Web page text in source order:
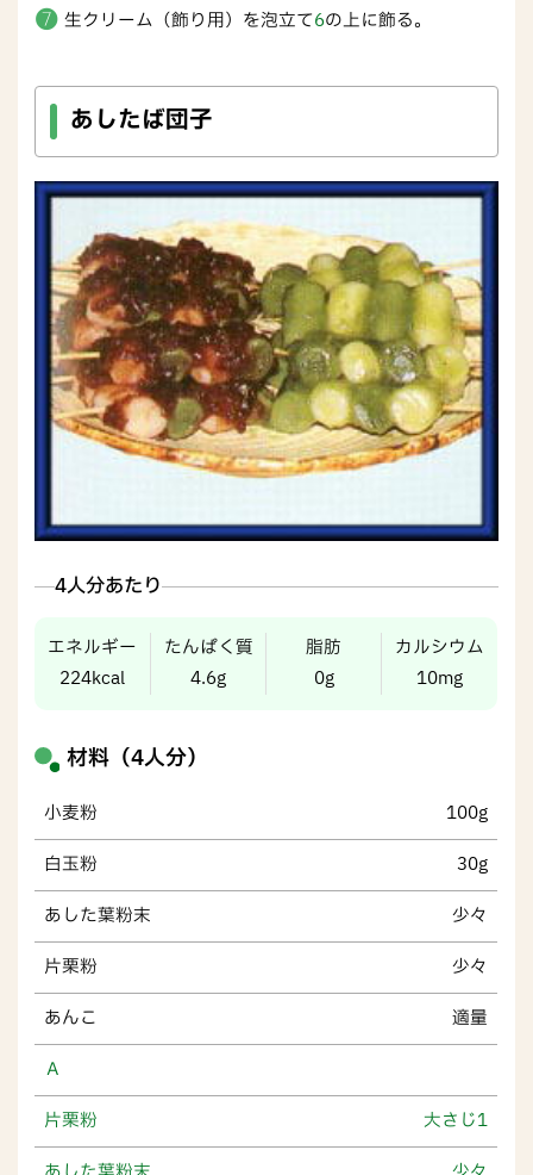
生クリーム（飾り用）を泡立て6の上に飾る。
あしたば団子
4人分あたり
エネルギー
224kcal
たんぱく質
4.6g
脂肪
0g
カルシウム
10mg
材料（4人分）
小麦粉 100g
白玉粉 30g
あした葉粉末 少々
片栗粉 少々
あんこ 適量
Ａ
片栗粉 大さじ1